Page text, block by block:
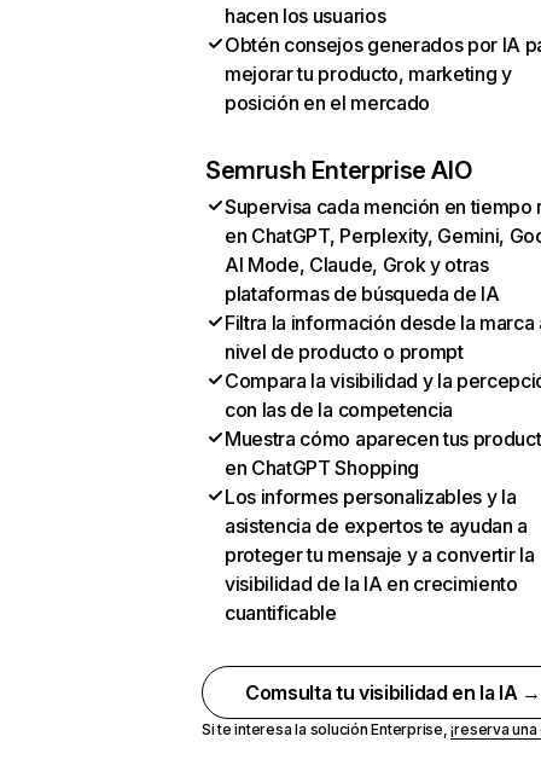
hacen los usuarios
Obtén consejos generados por IA
mejorar tu producto, marketing y
posición en el mercado
Semrush Enterprise AIO
Supervisa cada mención en tiempo
en ChatGPT, Perplexity, Gemini,
AI Mode, Claude, Grok y otras
plataformas de búsqueda de IA
Filtra la información desde la marca
nivel de producto o prompt
Compara la visibilidad y la
con las de la competencia
Muestra cómo aparecen tus
en ChatGPT Shopping
Los informes personalizables y la
asistencia de expertos te ayudan a
proteger tu mensaje y a convertir la
visibilidad de la IA en crecimiento
cuantificable
Comsulta tu visibilidad en la IA →
Si te interesa la solución Enterprise,¡reserva